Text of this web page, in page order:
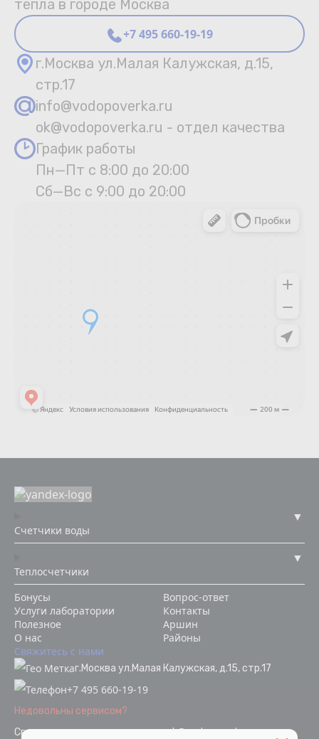
тепла в городе Москва
+7 495 660-19-19
г.Москва ул.Малая Калужская, д.15,
стр.17
info@vodopoverka.ru
ok@vodopoverka.ru - отдел качества
График работы
Пн—Пт с 8:00 до 20:00
Сб—Вс с 9:00 до 20:00
Счетчики воды
Теплосчетчики
Бонусы
Услуги лаборатории
Полезное
О нас
Вопрос-ответ
Контакты
Аршин
Районы
Свяжитесь с нами
г.Москва ул.Малая Калужская, д.15, стр.17
+7 495 660-19-19
Недовольны сервисом?
Связаться с отделом качестваok@vodopoverka.ru